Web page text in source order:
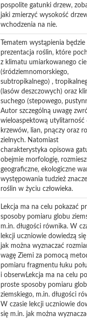
pospolite gatunki drzew,
jaki zmierzyć wysokość
wchodzenia na nie.
Tematem wystąpienia będzie
prezentacja roślin, które
z klimatu umiarkowanego
(śródziemnomorskiego,
subtropikalnego) ,
(lasów deszczowych) oraz
suchego (stepowego,
Autor szczególną uwagę
wieloaspektową utylitarność
krzewów, lian, pnączy oraz
zielnych. Natomiast
charakterystyka opisowa
obejmie morfologię,
geograficzne, ekologiczne
występowania tudzież
roślin w życiu człowieka.
Lekcja ma na celu pokazać
sposoby pomiaru globu
m.in. długości równika. W
lekcji uczniowie dowiedzą
jak można wyznaczać
wagę Ziemi za pomocą
pomiaru fragmentu łuku
i obserwLekcja ma na celu
proste sposoby pomiaru
ziemskiego, m.in. długości
W czasie lekcji uczniowie
się m.in. jak można